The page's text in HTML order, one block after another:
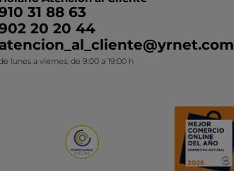
31 88 63
20 20 44
lunes a viernes, de 9:00 a 19:00 h